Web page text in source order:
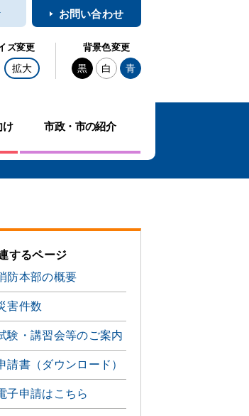
お問い合わせ
ズ変更
拡大
背景色変更
黒 白 青
け 市政・市の紹介
するページ
防本部の概要
害件数
験・講習会等のご案内
請書（ダウンロード）
子申請はこちら